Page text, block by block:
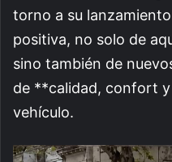
torno a su
positiva, no solo de
sino también de
de **calidad, confort
vehículo.